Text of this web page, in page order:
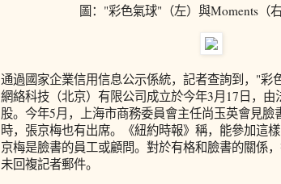
圖："彩色氣球"（左）與Moments（
通過國家企業信用信息公示係統，記者查詢到，"彩
網絡科技（北京）有限公司成立於今年3月17日，由
股。今年5月，上海市商務委員會主任尚玉英會見臉
時，張京梅也有出席。《紐約時報》稱，能參加這
京梅是臉書的員工或顧問。對於有格和臉書的關係
未回複記者郵件。